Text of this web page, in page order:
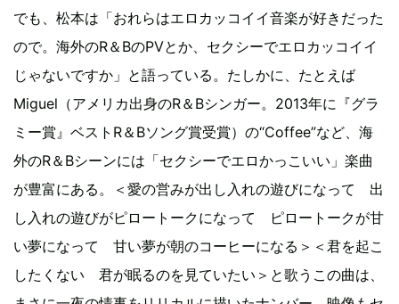
でも、松本は「おれらはエロカッコイイ音楽が好きだった
ので。海外のR＆BのPVとか、セクシーでエロカッコイイ
じゃないですか」と語っている。たしかに、たとえば
Miguel（アメリカ出身のR＆Bシンガー。2013年に『グラ
ミー賞』ベストR＆Bソング賞受賞）の“Coffee”など、海
外のR＆Bシーンには「セクシーでエロかっこいい」楽曲
が豊富にある。＜愛の営みが出し入れの遊びになって 出
し入れの遊びがピロートークになって ピロートークが甘
い夢になって 甘い夢が朝のコーヒーになる＞＜君を起こ
したくない 君が眠るのを見ていたい＞と歌うこの曲は、